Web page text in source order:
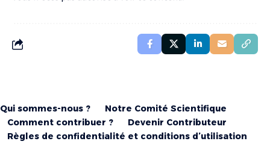
Qui sommes-nous ?
Notre Comité Scientifique
Comment contribuer ?
Devenir Contributeur
Règles de confidentialité et conditions d’utilisation